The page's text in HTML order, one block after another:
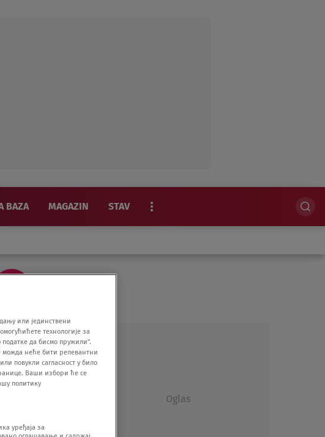
BAZA MAGAZIN STAV
Oglas
или јединствени
технологије за
да бисмо пружили".
можда неће бити релевантни
повукли сагласност у било
Ваши избори ће се
политику
уређаја за